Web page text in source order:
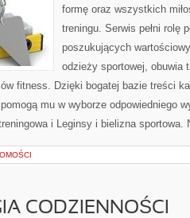
formę oraz wszystkich
treningu. Serwis pełni rolę
poszukujących
odzieży sportowej, obuwia
fitness. Dzięki bogatej bazie treści
mu w wyborze odpowiedniego
i Leginsy i bielizna
CODZIENNOŚCI